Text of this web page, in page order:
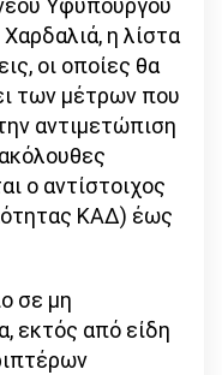
Τετάρτη
Υφυπουργού
η λίστα
οι οποίες θα
των μέτρων που
αντιμετώπιση
ο αντίστοιχος
ΚΑΔ) έως
σε μη
εκτός από είδη